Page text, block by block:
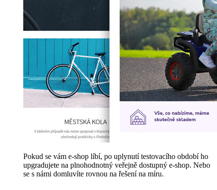
Pokud se vám e-shop líbí, po uplynutí testovacího období ho
upgradujete na plnohodnotný veřejně dostupný e-shop. Nebo
se s námi domluvíte rovnou na řešení na míru.